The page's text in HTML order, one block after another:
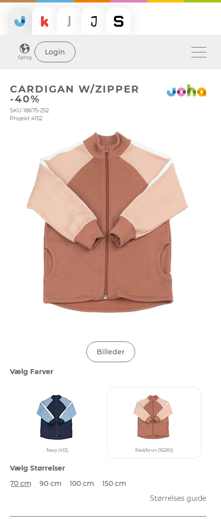
Sprog
Login
CARDIGAN W/ZIPPER
-40%
SKU 18675-252
Projekt 4152
Billeder
Vælg Farver
Navy (413) Rød/brun (16280)
Vælg Størrelser
70 cm
90 cm 100 cm
150 cm
Størrelses guide